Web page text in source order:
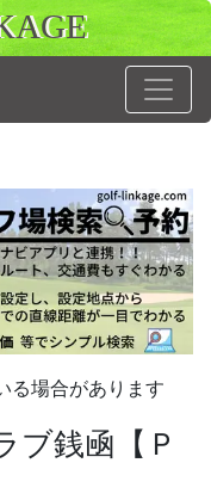
る場合があります
ブ銭凾【Ｐ